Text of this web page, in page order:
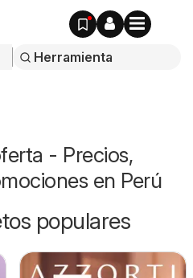
- Precios,
en Perú
populares